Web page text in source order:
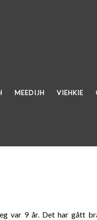
MEEDIJH VIEHKIE
var 9 år. Det har gått